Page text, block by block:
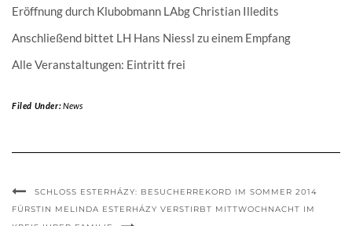
Eröffnung durch Klubobmann LAbg Christian Illedits
Anschließend bittet LH Hans Niessl zu einem Empfang
Alle Veranstaltungen: Eintritt frei
Filed Under:News
SCHLOSS ESTERHÁZY: BESUCHERREKORD IM SOMMER 2014
FÜRSTIN MELINDA ESTERHÁZY VERSTIRBT MITTWOCHNACHT IM